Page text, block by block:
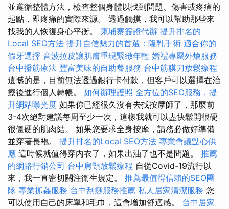
並遵循整體方法，檢查整個身體以找到問題、傷害或疼痛的
起點，即疼痛的實際來源。 透過觸摸，我可以幫助那些來
找我的人恢復身心平衡。 柬埔寨簽證代辦 提升排名的
Local SEO方法 提升自信魅力的首選：隆乳手術 適合你的
假牙選擇 音波拉皮讓肌膚重現緊緻年輕 婚禮專屬外燴服務
台中撥筋療法 豐富美味的自助餐服務 台中筋膜刀放鬆療程
遺憾的是，目前無法透過銀行卡付款，但客戶可以選擇在治
療後進行個人轉帳。 如何辦理護照 全方位的SEO服務，提
升網站曝光度 如果你已經很久沒有去找按摩師了，那麼前
3-4次絕對建議每周至少一次，這樣我就可以盡快鬆開很硬
很僵硬的肌肉結。 如果您要求全身按摩，請務必做好準備
並穿著長袍。 提升排名的Local SEO方法 專業會議點心供
應 這時候就值得穿內衣了，如果出油了也不是問題。 推薦
的網路行銷公司 台中肩頸放鬆療程 自從Covid-19流行以
來，我一直密切關注衛生規定。 推薦最值得信賴的SEO團
隊 專業抓姦服務 台中刮痧服務推薦 私人居家清潔服務 您
可以使用自己的床單和毛巾，這會增加舒適感。 台中居家